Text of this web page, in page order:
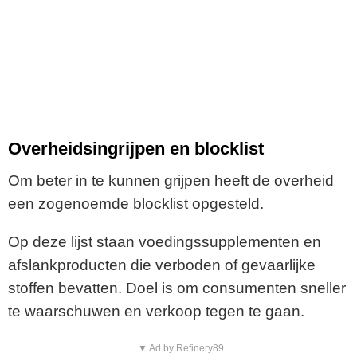
Overheidsingrijpen en blocklist
Om beter in te kunnen grijpen heeft de overheid
een zogenoemde blocklist opgesteld.
Op deze lijst staan voedingssupplementen en
afslankproducten die verboden of gevaarlijke
stoffen bevatten. Doel is om consumenten sneller
te waarschuwen en verkoop tegen te gaan.
▼ Ad by Refinery89